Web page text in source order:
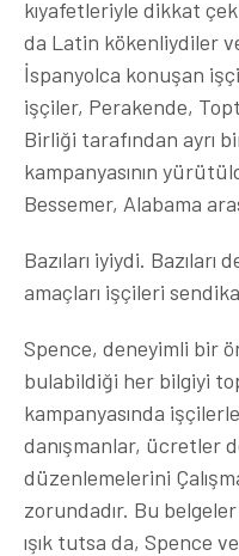
kıyafetleriyle dikkat
da Latin kökenliydiler
İspanyolca konuşan
işçiler, Perakende,
Birliği tarafından ayrı
kampanyasının
Bessemer, Alabama
Bazıları iyiydi. Bazıları
amaçları işçileri
Spence, deneyimli bir
bulabildiği her bilgiyi
kampanyasında
danışmanlar, ücretler
düzenlemelerini
zorundadır. Bu
ışık tutsa da, Spence